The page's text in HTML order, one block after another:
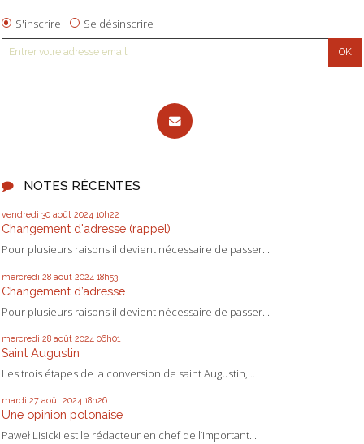
S'inscrire Se désinscrire
NOTES RÉCENTES
vendredi 30 août 2024 10h22
Changement d'adresse (rappel)
Pour plusieurs raisons il devient nécessaire de passer...
mercredi 28 août 2024 18h53
Changement d’adresse
Pour plusieurs raisons il devient nécessaire de passer...
mercredi 28 août 2024 06h01
Saint Augustin
Les trois étapes de la conversion de saint Augustin,...
mardi 27 août 2024 18h26
Une opinion polonaise
Paweł Lisicki est le rédacteur en chef de l’important...